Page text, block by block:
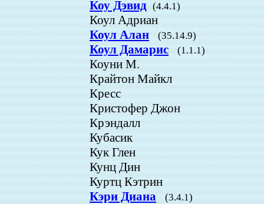
Коу Дэвид (4.4.1)
Коул Адриан
Коул Алан
(35.14.9)
Коул Дамарис (1.1.1)
Коуни М.
Крайтон Майкл
Кресс
Кристофер Джон
Крэндалл
Кубасик
Кук Глен
Кунц Дин
Куртц Кэтрин
Кэри Диана
(3.4.1)